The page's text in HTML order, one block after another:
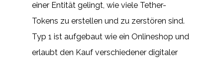
einer Entität gelingt, wie viele Tether-
Tokens zu erstellen und zu zerstören sind.
Typ 1 ist aufgebaut wie ein Onlineshop und
erlaubt den Kauf verschiedener digitaler